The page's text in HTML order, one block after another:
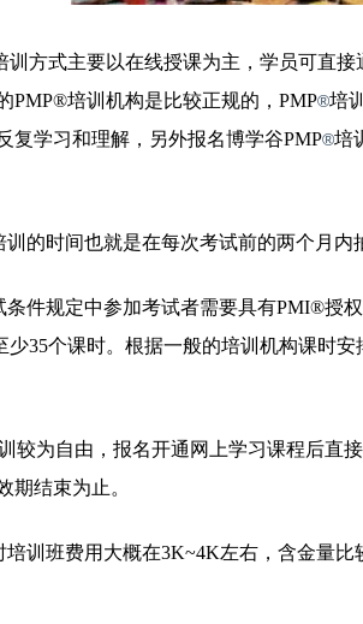
式主要以在线授课为主，学员可直接
PMP®培训机构是比较正规的，PMP®培
复学习和理解，另外报名博学谷PMP®培
训的时间也就是在每次考试前的两个月内
条件规定中参加考试者需要具有PMI®授
少35个课时。根据一般的培训机构课时
较为自由，报名开通网上学习课程后直
期结束为止。
培训班费用大概在3K~4K左右，含金量